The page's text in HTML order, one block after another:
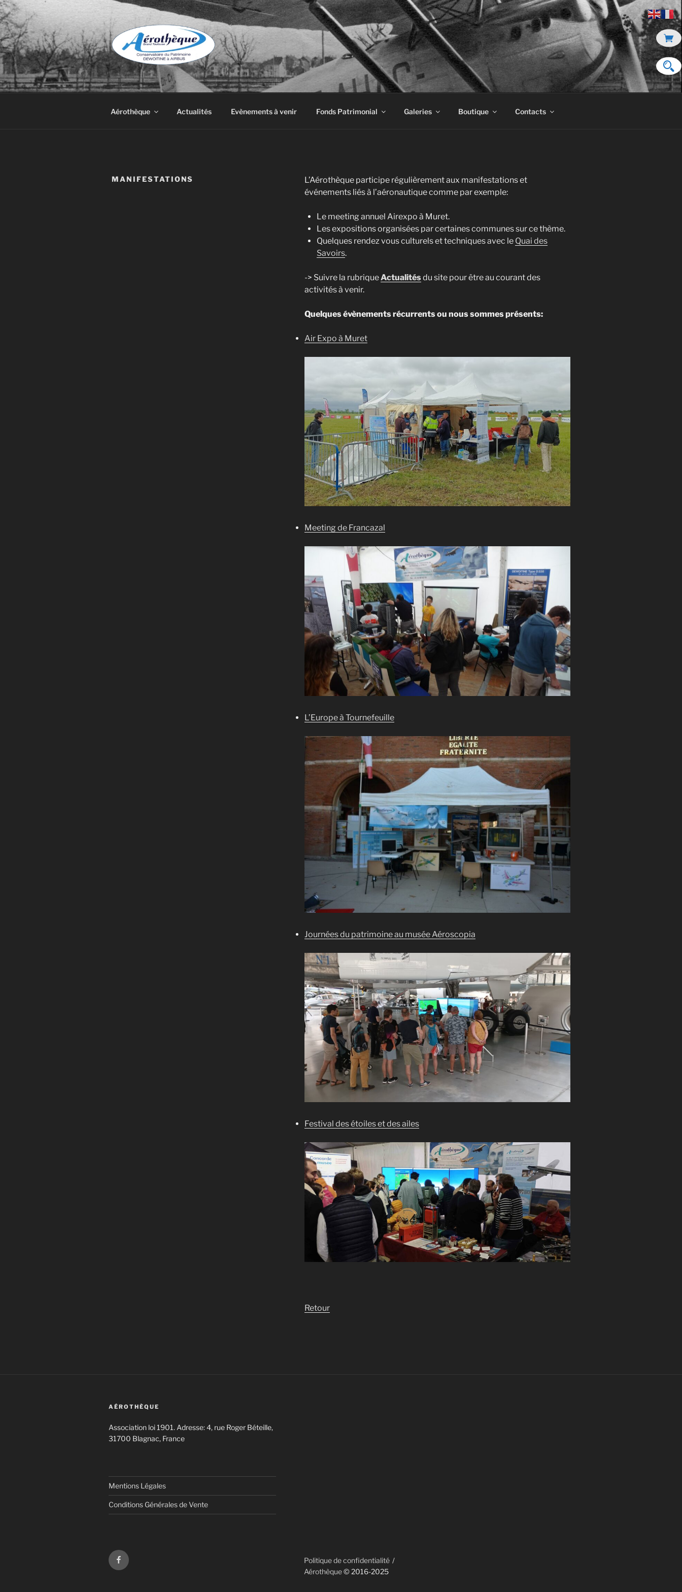
Aller
au
contenu
principal
DE DEWOITINE À AIRBUS
Aérothèque Actualités Evènements à venir Fonds Patrimonial Galeries Boutique Contacts
MANIFESTATIONS
L’Aérothèque participe régulièrement aux manifestations et
événements liés à l’aéronautique comme par exemple:
Le meeting annuel Airexpo à Muret.
Les expositions organisées par certaines communes sur ce thème.
Quelques rendez vous culturels et techniques avec le Quai des
Savoirs.
-> Suivre la rubriqueActualitésdu site pour être au courant des
activités à venir.
Quelques évènements récurrents ou nous sommes présents:
Air Expo à Muret
Meeting de Francazal
L’Europe à Tournefeuille
Journées du patrimoine au musée Aéroscopia
Festival des étoiles et des ailes
Retour
AÉROTHÈQUE
Association loi 1901. Adresse: 4, rue Roger Béteille,
31700 Blagnac, France
Mentions Légales
Conditions Générales de Vente
Aérothèque
sur
Politique de confidentialité
Aérothèque© 2016-2025